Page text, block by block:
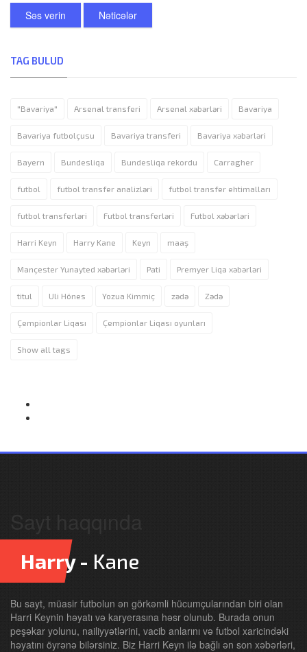
Səs verin
Nəticələr
TAG BULUD
"Bavariya" Arsenal transferi Arsenal xəbərləri Bavariya
Bavariya futbolçusu Bavariya transferi Bavariya xəbərləri
Bayern Bundesliqa Bundesliqa rekordu Carragher
futbol futbol transfer analizləri futbol transfer ehtimalları
futbol transferləri Futbol transferləri Futbol xəbərləri
Harri Keyn Harry Kane Keyn maaş
Mançester Yunayted xəbərləri Pati Premyer Liqa xəbərləri
titul Uli Hönes Yozua Kimmiç zədə Zədə
Çempionlar Liqası Çempionlar Liqası oyunları
Show all tags
Sayt haqqında
Harry - Kane
Bu sayt, müasir futbolun ən görkəmli hücumçularından biri olan
Harri Keynin həyatı və karyerasına həsr olunub. Burada onun
peşəkar yolunu, nailiyyətlərini, vacib anlarını və futbol xaricindəki
həyatını öyrənə bilərsiniz. Biz Harri Keyn ilə bağlı ən son xəbərləri,